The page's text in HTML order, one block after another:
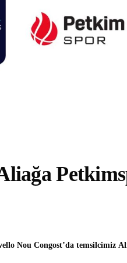
Nou Congost’da temsilcimiz